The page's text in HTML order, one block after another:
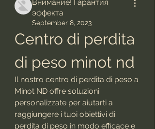
Внимание! Гарантия
эффекта
September 8, 2023
Centro di perdita
di peso minot nd
Il nostro centro di perdita di peso a
Minot ND offre soluzioni
personalizzate per aiutarti a
raggiungere i tuoi obiettivi di
perdita di peso in modo efficace e